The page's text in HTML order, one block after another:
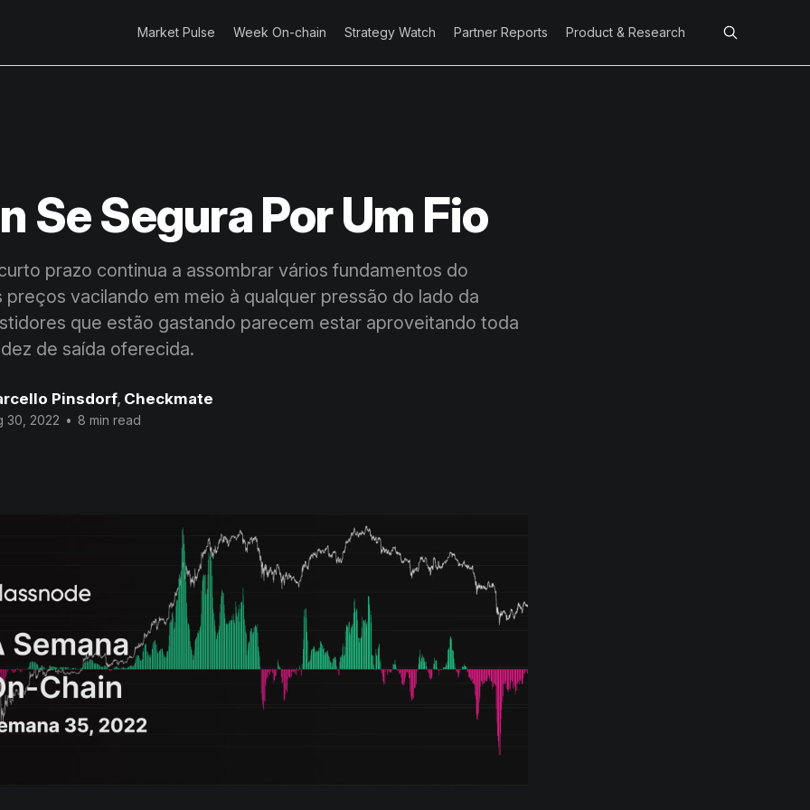
Market Pulse Week On-chain Strategy Watch Partner Reports Product & Research
Se Segura Por Um Fio
prazo continua a assombrar vários fundamentos do
preços vacilando em meio à qualquer pressão do lado da
que estão gastando parecem estar aproveitando toda
de saída oferecida.
Pinsdorf, Checkmate
30, 2022 • 8 min read